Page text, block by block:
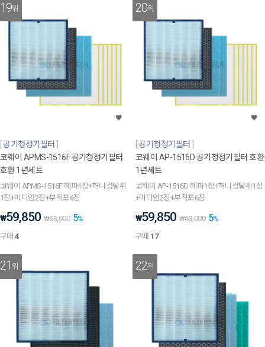
19위
공기청정기필터
코웨이 APMS-1516F 공기청정기필터
호환 1년세트
코웨이 APMS-1516F 헤파1장+허니컴탈취
1장+미디엄2장+부직포6장
₩59,850 ₩63,000 5%
구매4
20위
공기청정기필터
코웨이 AP-1516D 공기청정기필터 호환
1년세트
코웨이 AP-1516D 헤파1장+허니컴탈취1장
+미디엄2장+부직포6장
₩59,850 ₩63,000 5%
구매 17
21위 22위